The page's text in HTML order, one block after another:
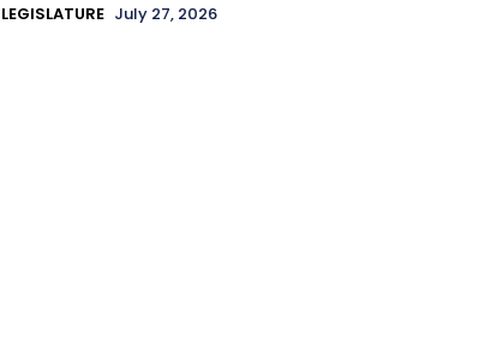
LEGISLATURE July 27, 2026